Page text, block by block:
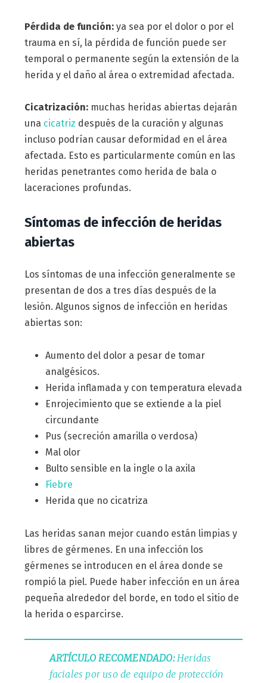
Pérdida de función:ya sea por el dolor o por el
trauma en sí, la pérdida de función puede ser
temporal o permanente según la extensión de la
herida y el daño al área o extremidad afectada.
Cicatrización:muchas heridas abiertas dejarán
una cicatriz después de la curación y algunas
incluso podrían causar deformidad en el área
afectada. Esto es particularmente común en las
heridas penetrantes como herida de bala o
laceraciones profundas.
Síntomas de infección de heridas
abiertas
Los síntomas de una infección generalmente se
presentan de dos a tres días después de la
lesión. Algunos signos de infección en heridas
abiertas son:
Aumento del dolor a pesar de tomar
analgésicos.
Herida inflamada y con temperatura elevada
Enrojecimiento que se extiende a la piel
circundante
Pus (secreción amarilla o verdosa)
Mal olor
Bulto sensible en la ingle o la axila
Fiebre
Herida que no cicatriza
Las heridas sanan mejor cuando están limpias y
libres de gérmenes. En una infección los
gérmenes se introducen en el área donde se
rompió la piel. Puede haber infección en un área
pequeña alrededor del borde, en todo el sitio de
la herida o esparcirse.
ARTÍCULO RECOMENDADO: Heridas
faciales por uso de equipo de protección